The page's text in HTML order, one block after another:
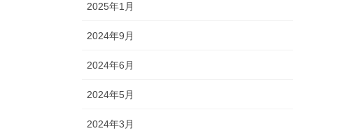
2025年1月
2024年9月
2024年6月
2024年5月
2024年3月